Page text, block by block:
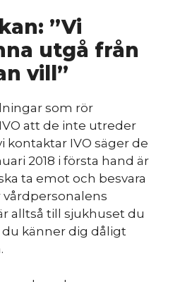
”Vi
utgå från
vill”
som rör
att de inte utreder
kontaktar IVO säger de
2018 i första hand är
ta emot och besvara
alltså till sjukhuset du
känner dig dåligt